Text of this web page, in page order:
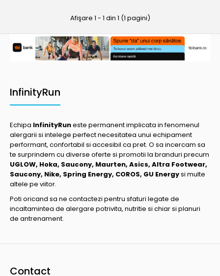
Afişare 1 - 1 din 1 (1 pagini)
InfinityRun
Echipa InfinityRuneste permanent implicata in fenomenul
alergarii si intelege perfect necesitatea unui echipament
performant, confortabil si accesibil ca pret. O sa incercam sa
te surprindem cu diverse oferte si promotii la branduri precum
UGLOW, Hoka, Saucony, Maurten, Asics, Altra Footwear,
Saucony, Nike, Spring Energy, COROS, GU Energysi multe
altele pe viitor.
Poti oricand sa ne contactezi pentru sfaturi legate de
incaltamintea de alergare potrivita, nutritie si chiar si planuri
de antrenament.
Contact